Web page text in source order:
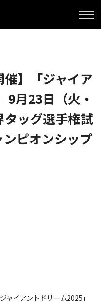
催】「ジャイア
9月23日（火・
ッグ選手権試
ピオンシップ
ャイアントドリーム2025」